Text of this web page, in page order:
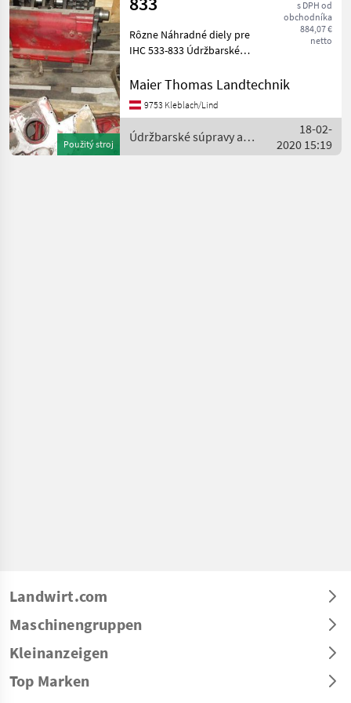
Marketplace
prodejců
Inzeráty
Použitý stroj
s DPH od
obchodníka
884,07 €
netto
Rôzne Náhradné diely pre
IHC 533-833 Údržbarské
Náhradné diely na traktory
Maier Thomas Landtechnik
9753 Kleblach/Lind
Údržbarské súpravy a
súčiastky / Case IH
18-02-
2020 15:19
Landwirt.com
Maschinengruppen
Kleinanzeigen
Top Marken